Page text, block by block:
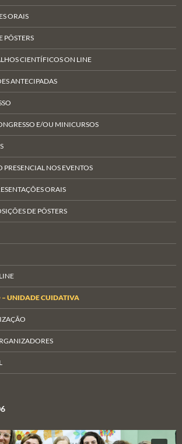
ORAIS
PÔSTERS
CIENTÍFICOS ON LINE
ANTECIPADAS
E/OU MINICURSOS
NOS EVENTOS
ORAIS
DE PÔSTERS
– UNIDADE CUIDATIVA